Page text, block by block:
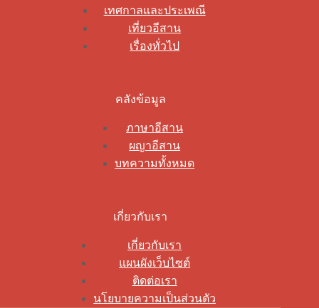
เทศกาลและประเพณี
เที่ยวอีสาน
เรื่องทั่วไป
คลังข้อมูล
ภาษาอีสาน
ผญาอีสาน
บทความทั้งหมด
เกี่ยวกับเรา
เกี่ยวกับเรา
แผนผังเว็บไซต์
ติดต่อเรา
นโยบายความเป็นส่วนตัว